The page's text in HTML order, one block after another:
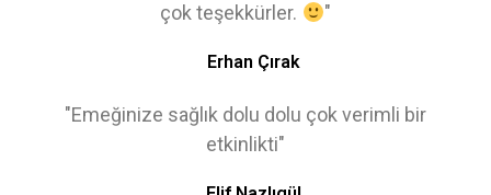
çok teşekkürler.
"
Erhan Çırak
"Emeğinize sağlık dolu dolu çok verimli bir
etkinlikti"